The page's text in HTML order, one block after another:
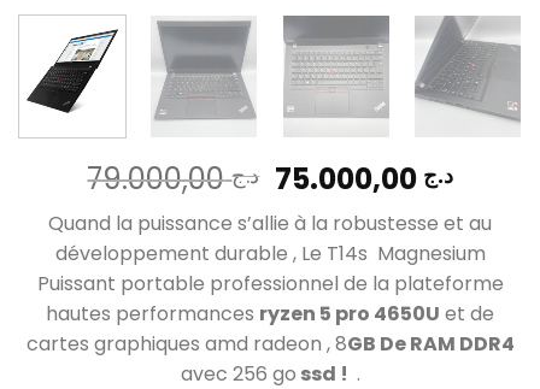
د.ج79.000,00 Le
prix
initial
était :
د.ج 79.000,00.
د.ج 75.000,00 Le
est :
Quand la puissance s’allie à la robustesse et au
développement durable , Le T14s Magnesium
Puissant portable professionnel de la plateforme
hautes performances ryzen 5 pro 4650U et de
cartes graphiques amd radeon , 8GB De RAM DDR4
avec 256 go ssd ! .